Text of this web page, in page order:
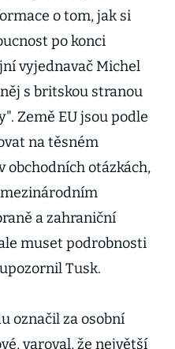
o tom, jak si
po konci
vyjednavač Michel
s britskou stranou
Země EU jsou podle
na těsném
otázkách,
a zahraniční
muset podrobnosti
Tusk.
označil za osobní
varoval, že největší